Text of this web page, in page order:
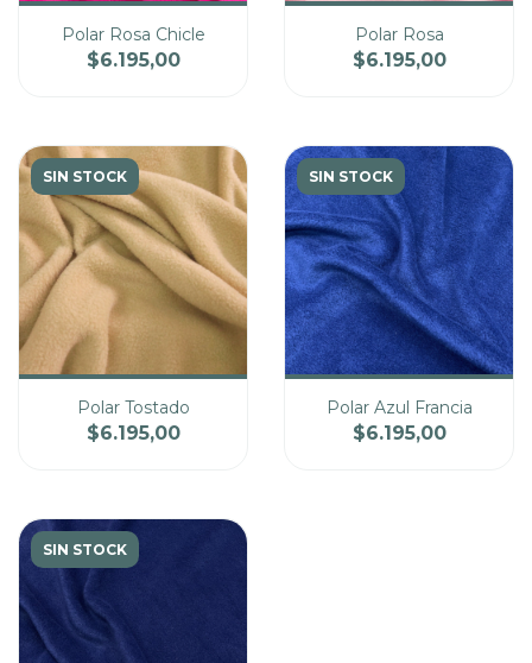
Cantidad
Polar Rosa Chicle
$6.195,00
Cantidad
Polar Rosa
$6.195,00
Cantidad
SIN STOCK
Polar Tostado
$6.195,00
Cantidad
SIN STOCK
Polar Azul Francia
$6.195,00
SIN STOCK